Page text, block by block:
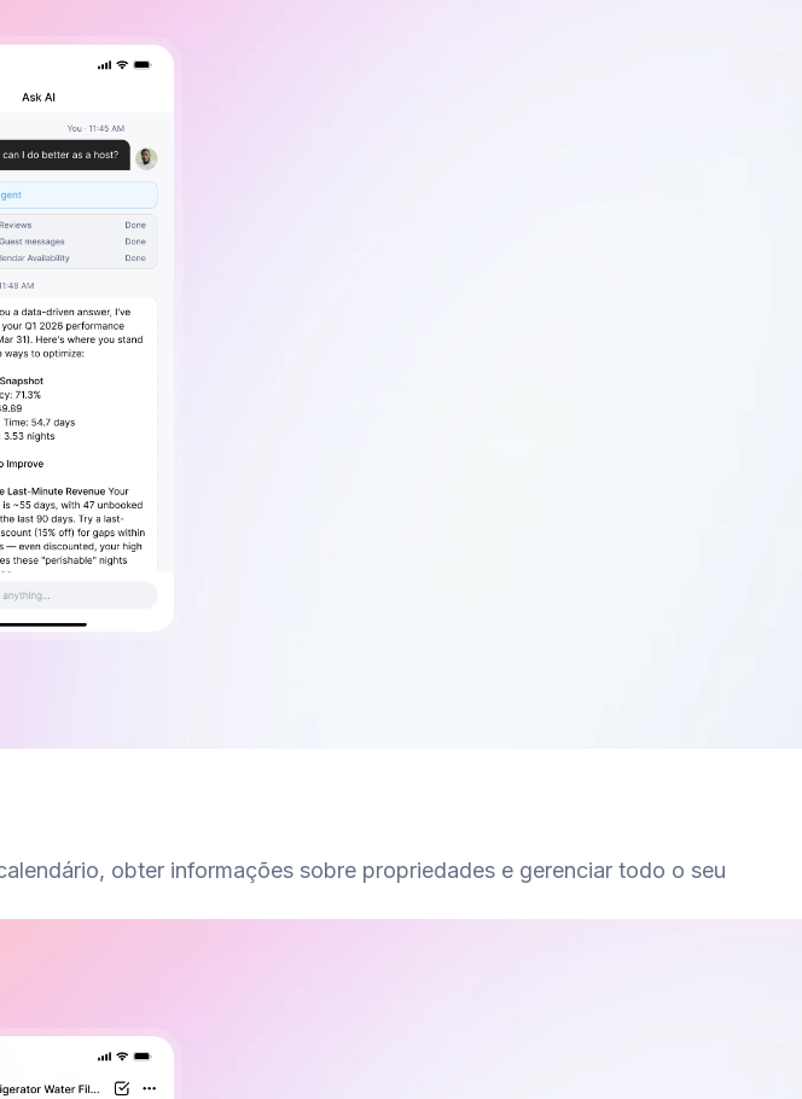
obter informações sobre propriedades e gerenciar todo o seu